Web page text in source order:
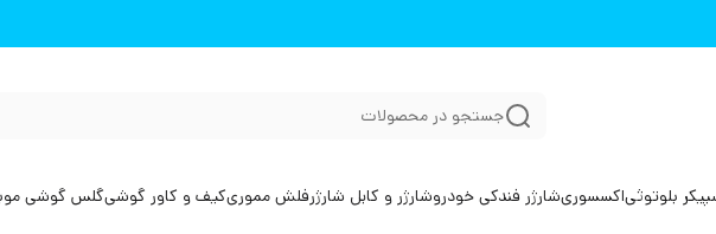
جستجو در محصولات
بلوتوثیاکسسوریشارژر فندکی خودروشارژر و کابل شارژرفلش مموریکیف و کاور گوشیگلس گوشی